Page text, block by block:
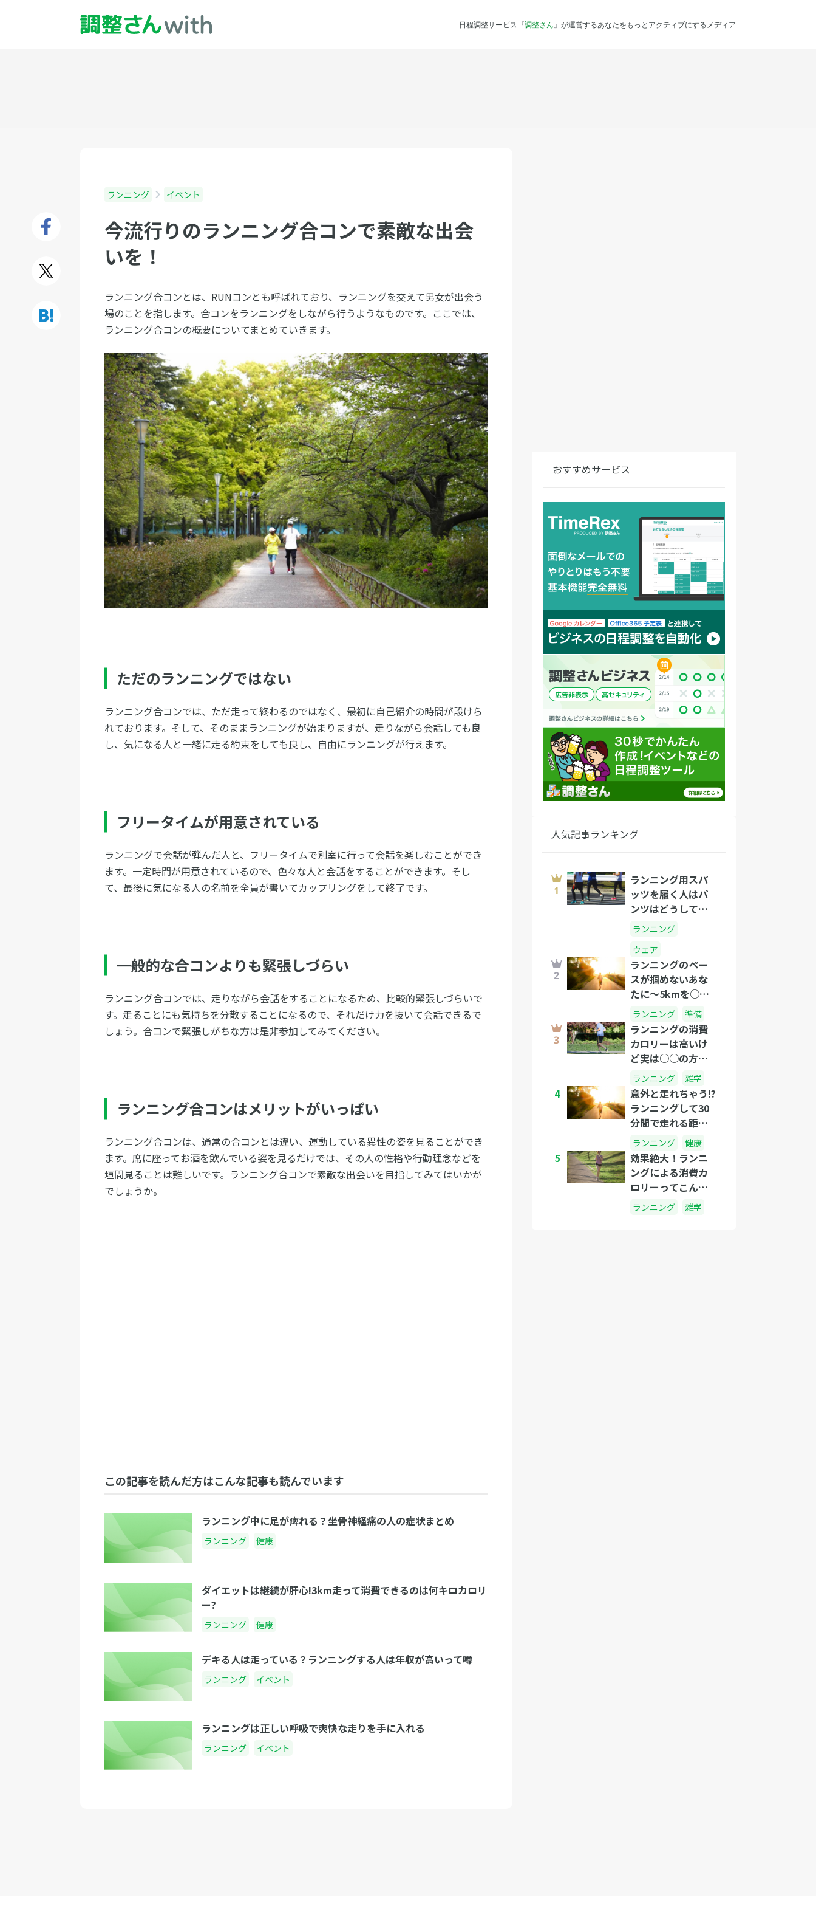
日程調整サービス『調整さん 』が運営するあなたをもっとアクティブにするメディア
ランニング イベント
今流行りのランニング合コンで素敵な出会
いを！
ランニング合コンとは、RUNコンとも呼ばれており、ランニングを交えて男女が出会う
場のことを指します。合コンをランニングをしながら行うようなものです。ここでは、
ランニング合コンの概要についてまとめていきます。
ただのランニングではない
ランニング合コンでは、ただ走って終わるのではなく、最初に自己紹介の時間が設けら
れております。そして、そのままランニングが始まりますが、走りながら会話しても良
し、気になる人と一緒に走る約束をしても良し、自由にランニングが行えます。
フリータイムが用意されている
ランニングで会話が弾んだ人と、フリータイムで別室に行って会話を楽しむことができ
ます。一定時間が用意されているので、色々な人と会話をすることができます。そし
て、最後に気になる人の名前を全員が書いてカップリングをして終了です。
一般的な合コンよりも緊張しづらい
ランニング合コンでは、走りながら会話をすることになるため、比較的緊張しづらいで
す。走ることにも気持ちを分散することになるので、それだけ力を抜いて会話できるで
しょう。合コンで緊張しがちな方は是非参加してみてください。
ランニング合コンはメリットがいっぱい
ランニング合コンは、通常の合コンとは違い、運動している異性の姿を見ることができ
ます。席に座ってお酒を飲んでいる姿を見るだけでは、その人の性格や行動理念などを
垣間見ることは難しいです。ランニング合コンで素敵な出会いを目指してみてはいかが
でしょうか。
この記事を読んだ方はこんな記事も読んでいます
ランニング中に足が痺れる？坐骨神経痛の人の症状まとめ
ランニング 健康
ダイエットは継続が肝心!3km走って消費できるのは何キロカロリ
ー?
ランニング 健康
デキる人は走っている？ランニングする人は年収が高いって噂
ランニング イベント
ランニングは正しい呼吸で爽快な走りを手に入れる
ランニング イベント
おすすめサービス
人気記事ランキング
ランニング用スパ
ッツを履く人はパ
ンツはどうして
る？
ランニング
ウェア
ランニングのペー
スが掴めないあな
たに～5kmを○分
のタイムで走れた
らプロ級です!～
ランニング 準備
ランニングの消費
カロリーは高いけ
ど実は○○の方が
すごい！？
ランニング 雑学
4
意外と走れちゃう!?
ランニングして30
分間で走れる距離
はどれくらい?
ランニング 健康
5
効果絶大！ランニ
ングによる消費カ
ロリーってこんな
にすごかった
ランニング 雑学